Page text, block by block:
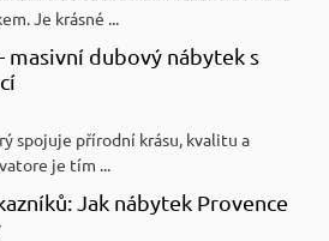
Je krásné ...
masivní dubový nábytek s
spojuje přírodní krásu, kvalitu a
je tím ...
Jak nábytek Provence